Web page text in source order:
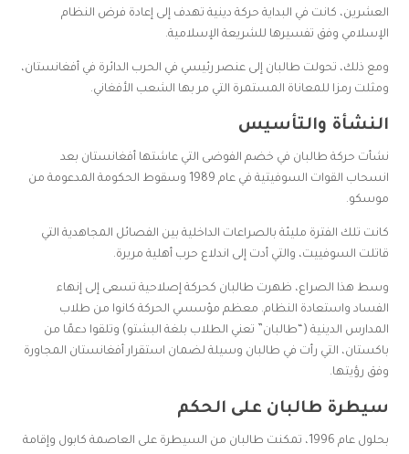
العشرين، كانت في البداية حركة دينية تهدف إلى إعادة فرض النظام
الإسلامي وفق تفسيرها للشريعة الإسلامية.
ومع ذلك، تحولت طالبان إلى عنصر رئيسي في الحرب الدائرة في أفغانستان،
ومثلت رمزا للمعاناة المستمرة التي مر بها الشعب الأفغاني.
النشأة والتأسيس
نشأت حركة طالبان في خضم الفوضى التي عاشتها أفغانستان بعد
انسحاب القوات السوفيتية في عام 1989 وسقوط الحكومة المدعومة من
موسكو.
كانت تلك الفترة مليئة بالصراعات الداخلية بين الفصائل المجاهدية التي
قاتلت السوفييت، والتي أدت إلى اندلاع حرب أهلية مريرة.
وسط هذا الصراع، ظهرت طالبان كحركة إصلاحية تسعى إلى إنهاء
الفساد واستعادة النظام. معظم مؤسسي الحركة كانوا من طلاب
المدارس الدينية (“طالبان” تعني الطلاب بلغة البشتو) وتلقوا دعمًا من
باكستان، التي رأت في طالبان وسيلة لضمان استقرار أفغانستان المجاورة
وفق رؤيتها.
سيطرة طالبان على الحكم
بحلول عام 1996، تمكنت طالبان من السيطرة على العاصمة كابول وإقامة